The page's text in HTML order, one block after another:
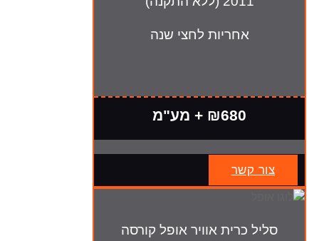
אחריות לחצי שנה
₪680 + מע"מ
צור קשר
סליל כרית אוויר אופל קורסה